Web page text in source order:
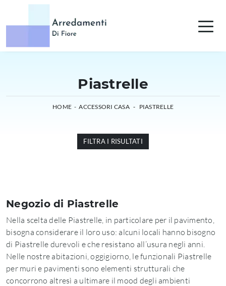
Piastrelle
HOME - ACCESSORI CASA - PIASTRELLE
FILTRA I RISULTATI
Negozio di Piastrelle
Nella scelta delle Piastrelle, in particolare per il pavimento,
bisogna considerare il loro uso: alcuni locali hanno bisogno
di Piastrelle durevoli e che resistano all’usura negli anni.
Nelle nostre abitazioni, oggigiorno, le funzionali Piastrelle
per muri e pavimenti sono elementi strutturali che
concorrono altresì a ultimare il mood degli ambienti